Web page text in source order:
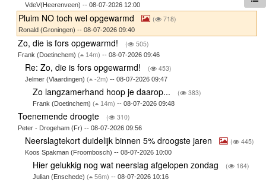
VdeV(Heerenveen) -- 08-07-2026 12:00
Pluim NO toch wel opgewarmd ( 718)
Ronald (Groningen) -- 08-07-2026 09:40
Zo, die is fors opgewarmd! ( 505)
Frank (Doetinchem) ( 14m) -- 08-07-2026 09:46
Re: Zo, die is fors opgewarmd! ( 453)
Jelmer (Vlaardingen)( -2m) -- 08-07-2026 09:47
Zo langzamerhand hoop je daarop... ( 383)
Frank (Doetinchem) ( 14m) -- 08-07-2026 09:48
Toenemende droogte ( 310)
Peter - Drogeham (Fr) -- 08-07-2026 09:56
Neerslagtekort duidelijk binnen 5% droogste jaren ( 445)
Koos Spakman (Froombosch) -- 08-07-2026 10:00
Hier gelukkig nog wat neerslag afgelopen zondag ( 164)
Julian (Enschede) ( 56m) -- 08-07-2026 10:16